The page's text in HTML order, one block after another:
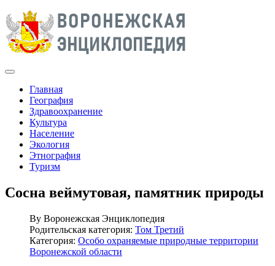
Главная
География
Здравоохранение
Культура
Население
Экология
Этнография
Туризм
Сосна веймутовая, памятник природы
By Воронежская Энциклопедия
Родительская категория: Том Третий
Категория: Особо охраняемые природные территории
Воронежской области